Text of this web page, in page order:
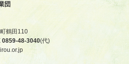
団
鶴田110
0859-48-3040(代)